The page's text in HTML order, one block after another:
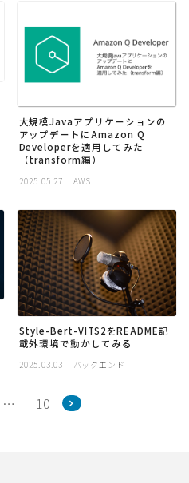
大規模Javaアプリケーションの
アップデートにAmazon Q
Developerを適用してみた
（transform編）
2025.05.27 AWS
Style-Bert-VITS2をREADME記
載外環境で動かしてみる
2025.03.03 バックエンド
… 10